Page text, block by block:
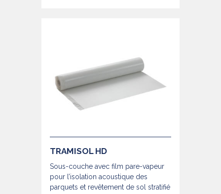
TRAMISOL HD
Sous-couche avec film pare-vapeur
pour l’isolation acoustique des
parquets et revêtement de sol stratifié